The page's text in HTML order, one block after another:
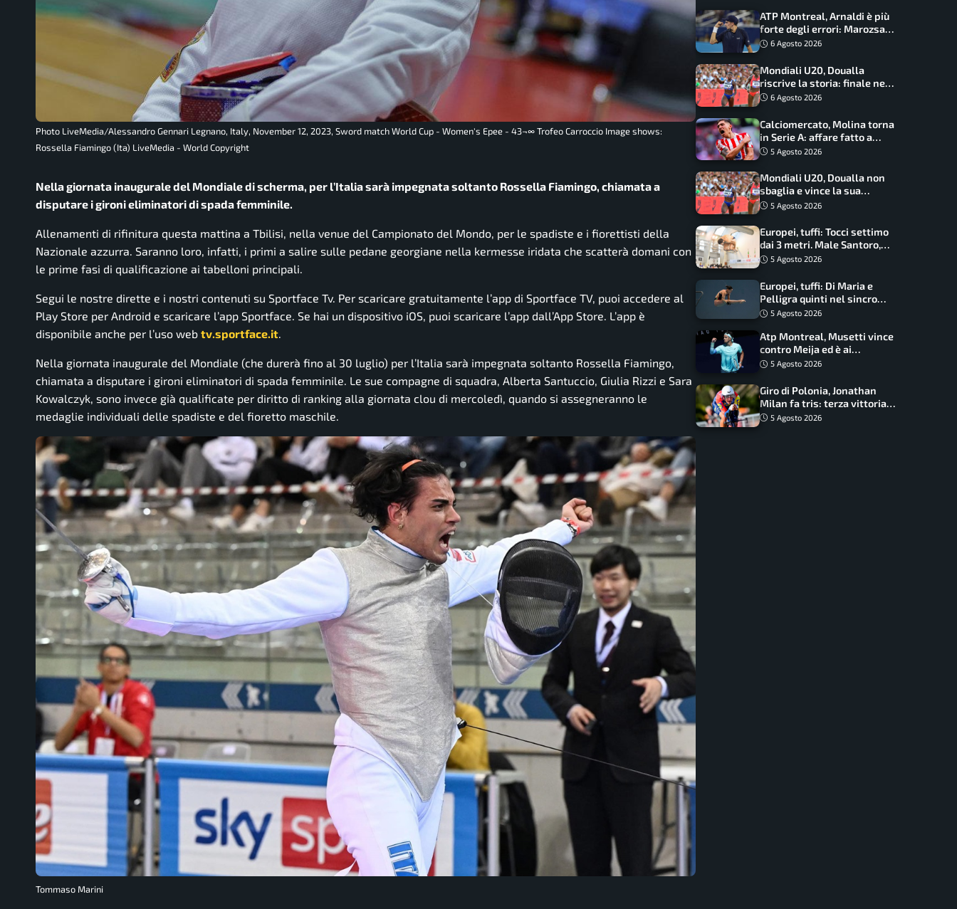
Photo LiveMedia/Alessandro Gennari Legnano, Italy, November 12, 2023, Sword match World Cup - Women's Epee - 43¬∞ Trofeo Carroccio Image shows:
Rossella Fiamingo (Ita) LiveMedia - World Copyright
Nella giornata inaugurale del Mondiale di scherma, per l’Italia sarà impegnata soltanto Rossella Fiamingo, chiamata a
disputare i gironi eliminatori di spada femminile.
Allenamenti di rifinitura questa mattina a Tbilisi, nella venue del Campionato del Mondo, per le spadiste e i fiorettisti della
Nazionale azzurra. Saranno loro, infatti, i primi a salire sulle pedane georgiane nella kermesse iridata che scatterà domani con
le prime fasi di qualificazione ai tabelloni principali.
Segui le nostre dirette e i nostri contenuti su Sportface Tv. Per scaricare gratuitamente l’app di Sportface TV, puoi accedere al
Play Store per Android e scaricare l’app Sportface. Se hai un dispositivo iOS, puoi scaricare l’app dall’App Store. L’app è
disponibile anche per l’uso web tv.sportface.it.
Nella giornata inaugurale del Mondiale (che durerà fino al 30 luglio) per l’Italia sarà impegnata soltanto Rossella Fiamingo,
chiamata a disputare i gironi eliminatori di spada femminile. Le sue compagne di squadra, Alberta Santuccio, Giulia Rizzi e Sara
Kowalczyk, sono invece già qualificate per diritto di ranking alla giornata clou di mercoledì, quando si assegneranno le
medaglie individuali delle spadiste e del fioretto maschile.
Tommaso Marini
ATP Montreal, Arnaldi è più
forte degli errori: Marozsan
piegato dopo oltre due ore
6 Agosto 2026
Mondiali U20, Doualla
riscrive la storia: finale nei
100 metri dopo trent’anni
6 Agosto 2026
Calciomercato, Molina torna
in Serie A: affare fatto a
cifre sorprendenti
5 Agosto 2026
Mondiali U20, Doualla non
sbaglia e vince la sua
batteria sui 100 metri:
5 Agosto 2026
Europei, tuffi: Tocci settimo
dai 3 metri. Male Santoro,
Wesemann si prende l’oro
5 Agosto 2026
Europei, tuffi: Di Maria e
Pelligra quinti nel sincro
misto. Oro all’Ucraina
5 Agosto 2026
Atp Montreal, Musetti vince
contro Meija ed è ai
sedicesimi
5 Agosto 2026
Giro di Polonia, Jonathan
Milan fa tris: terza vittoria
consecutiva e primato
5 Agosto 2026